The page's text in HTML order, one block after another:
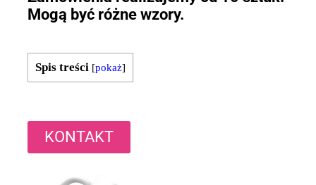
Mogą być różne wzory.
Spis treści [pokaż]
KONTAKT